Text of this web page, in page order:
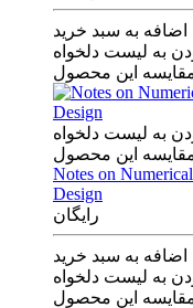
اضافه به سبد خرید
به لیست دلخواه
این محصول
به لیست دلخواه
این محصول
Notes on
Design
رایگان
اضافه به سبد خرید
به لیست دلخواه
این محصول